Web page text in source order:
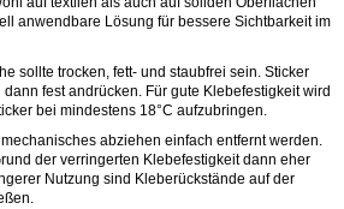
anwendbare Lösung für bessere Sichtbarkeit im
sollte trocken, fett- und staubfrei sein. Sticker
fest andrücken. Für gute Klebefestigkeit wird
bei mindestens 18°C aufzubringen.
abziehen einfach entfernt werden.
der verringerten Klebefestigkeit dann eher
Nutzung sind Kleberückstände auf der